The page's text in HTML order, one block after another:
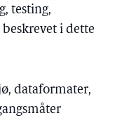
testing,
i dette
dataformater,